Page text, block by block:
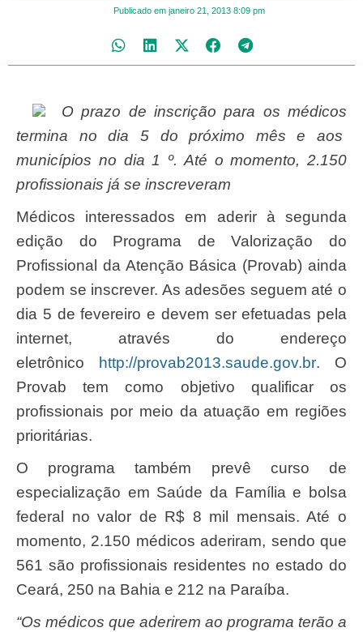
Publicado em janeiro 21, 2013 8:09 pm
O prazo de inscrição para os médicos
termina no dia 5 do próximo mês e aos
municípios no dia 1 º. Até o momento, 2.150
profissionais já se inscreveram
Médicos interessados em aderir à segunda
edição do Programa de Valorização do
Profissional da Atenção Básica (Provab) ainda
podem se inscrever. As adesões seguem até o
dia 5 de fevereiro e devem ser efetuadas pela
internet, através do endereço
eletrônico
http://provab2013.saude.gov.br. O
Provab tem como objetivo qualificar os
profissionais por meio da atuação em regiões
prioritárias.
O programa também prevê curso de
especialização em Saúde da Família e bolsa
federal no valor de R$ 8 mil mensais. Até o
momento, 2.150 médicos aderiram, sendo que
561 são profissionais residentes no estado do
Ceará, 250 na Bahia e 212 na Paraíba.
“Os médicos que aderirem ao programa terão a